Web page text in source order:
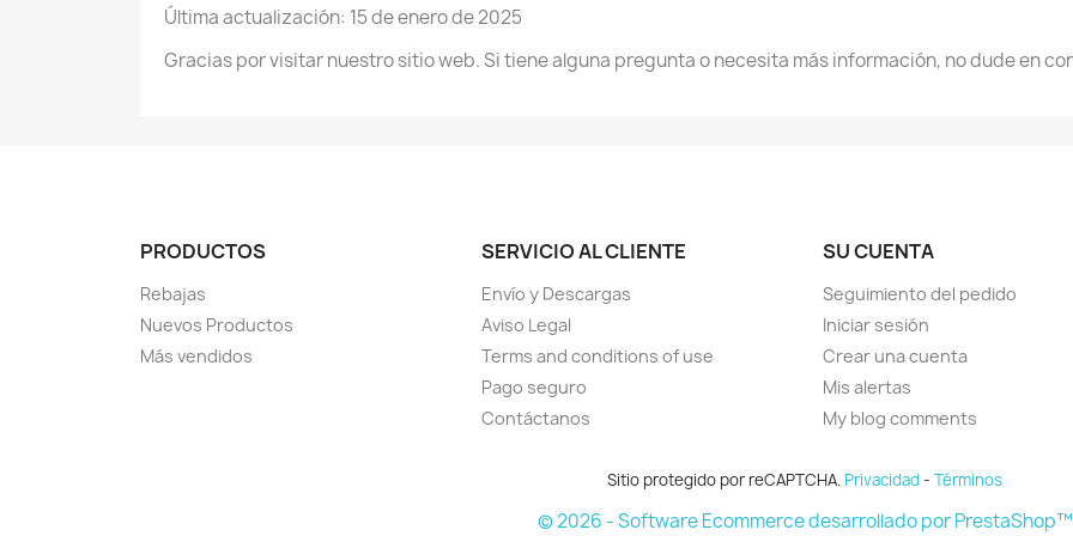
Última actualización: 15 de enero de 2025
Gracias por visitar nuestro sitio web. Si tiene alguna pregunta o necesita más información, no dude en
PRODUCTOS
Rebajas
Nuevos Productos
Más vendidos
SERVICIO AL CLIENTE
Envío y Descargas
Aviso Legal
Terms and conditions of use
Pago seguro
Contáctanos
SU CUENTA
Seguimiento del pedido
Iniciar sesión
Crear una cuenta
Mis alertas
My blog comments
Sitio protegido por reCAPTCHA. Privacidad- Términos
© 2026 - Software Ecommerce desarrollado por PrestaShop™